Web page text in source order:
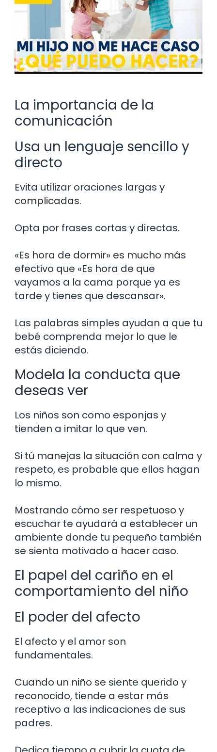
La importancia de la
comunicación
Usa un lenguaje sencillo y
directo
Evita utilizar oraciones largas y
complicadas.
Opta por frases cortas y directas.
«Es hora de dormir» es mucho más
efectivo que «Es hora de que
vayamos a la cama porque ya es
tarde y tienes que descansar».
Las palabras simples ayudan a que tu
bebé comprenda mejor lo que le
estás diciendo.
Modela la conducta que
deseas ver
Los niños son como esponjas y
tienden a imitar lo que ven.
Si tú manejas la situación con calma y
respeto, es probable que ellos hagan
lo mismo.
Mostrando cómo ser respetuoso y
escuchar te ayudará a establecer un
ambiente donde tu pequeño también
se sienta motivado a hacer caso.
El papel del cariño en el
comportamiento del niño
El poder del afecto
El afecto y el amor son
fundamentales.
Cuando un niño se siente querido y
reconocido, tiende a estar más
receptivo a las indicaciones de sus
padres.